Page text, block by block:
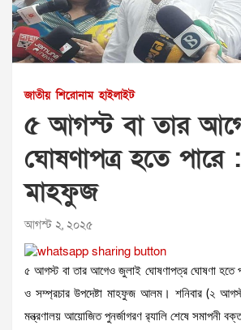
জাতীয় শিরোনাম হাইলাইট
৫ আগস্ট বা তার
ঘোষণাপত্র হতে পারে
মাহফুজ
আগস্ট ২, ২০২৫
৫ আগস্ট বা তার আগেও জুলাই ঘোষণাপত্র ঘোষণা হতে
ও সম্প্রচার উপদেষ্টা মাহফুজ আলম। শনিবার (২
মন্ত্রণালয় আয়োজিত পুনর্জাগরণ র‌্যালি শেষে সমাপনী